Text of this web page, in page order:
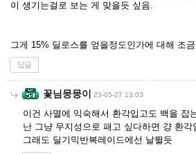
이 생기는걸로 보는 게 맞을듯 싶음.
그게 15% 딜로스를 엎을정도인가에 대해 조금
답글
꽃님뭉뭉이 23-05-27 13:03
이건 사멸에 익숙해서 환각입고도 백을 잡
난 그냥 무지성으로 패고 싶다하면 걍 환각
그래도 딜기믹반복레이드에선 날뛸듯